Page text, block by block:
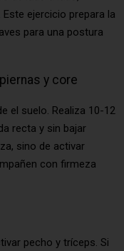
ejercicio prepara la
para una postura
y core
el suelo. Realiza 10-12
recta y sin bajar
sino de activar
con firmeza
pecho y tríceps. Si